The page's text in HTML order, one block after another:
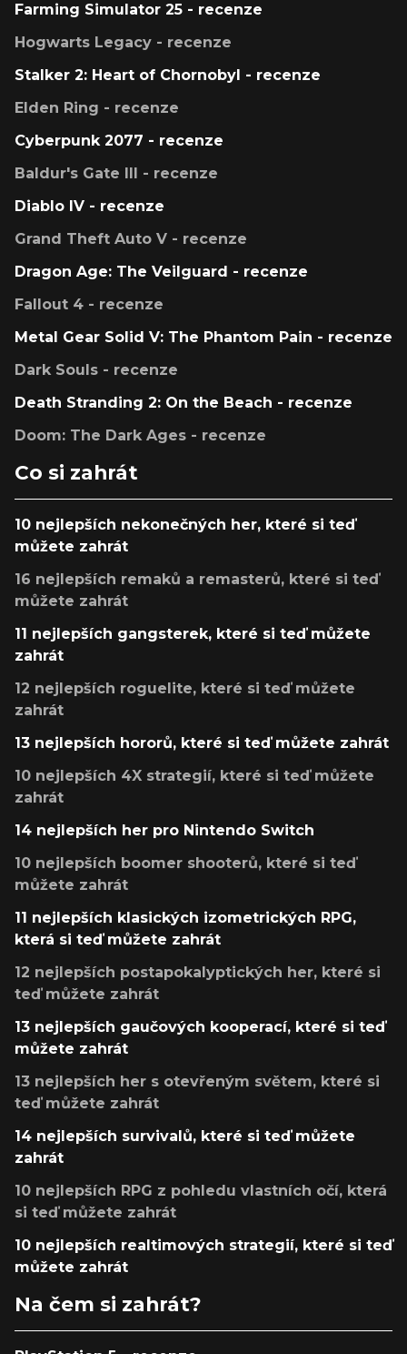
Farming Simulator 25 - recenze
Hogwarts Legacy - recenze
Stalker 2: Heart of Chornobyl - recenze
Elden Ring - recenze
Cyberpunk 2077 - recenze
Baldur's Gate III - recenze
Diablo IV - recenze
Grand Theft Auto V - recenze
Dragon Age: The Veilguard - recenze
Fallout 4 - recenze
Metal Gear Solid V: The Phantom Pain - recenze
Dark Souls - recenze
Death Stranding 2: On the Beach - recenze
Doom: The Dark Ages - recenze
Co si zahrát
10 nejlepších nekonečných her, které si teď
můžete zahrát
16 nejlepších remaků a remasterů, které si teď
můžete zahrát
11 nejlepších gangsterek, které si teď můžete
zahrát
12 nejlepších roguelite, které si teď můžete
zahrát
13 nejlepších hororů, které si teď můžete zahrát
10 nejlepších 4X strategií, které si teď můžete
zahrát
14 nejlepších her pro Nintendo Switch
10 nejlepších boomer shooterů, které si teď
můžete zahrát
11 nejlepších klasických izometrických RPG,
která si teď můžete zahrát
12 nejlepších postapokalyptických her, které si
teď můžete zahrát
13 nejlepších gaučových kooperací, které si teď
můžete zahrát
13 nejlepších her s otevřeným světem, které si
teď můžete zahrát
14 nejlepších survivalů, které si teď můžete
zahrát
10 nejlepších RPG z pohledu vlastních očí, která
si teď můžete zahrát
10 nejlepších realtimových strategií, které si teď
můžete zahrát
Na čem si zahrát?